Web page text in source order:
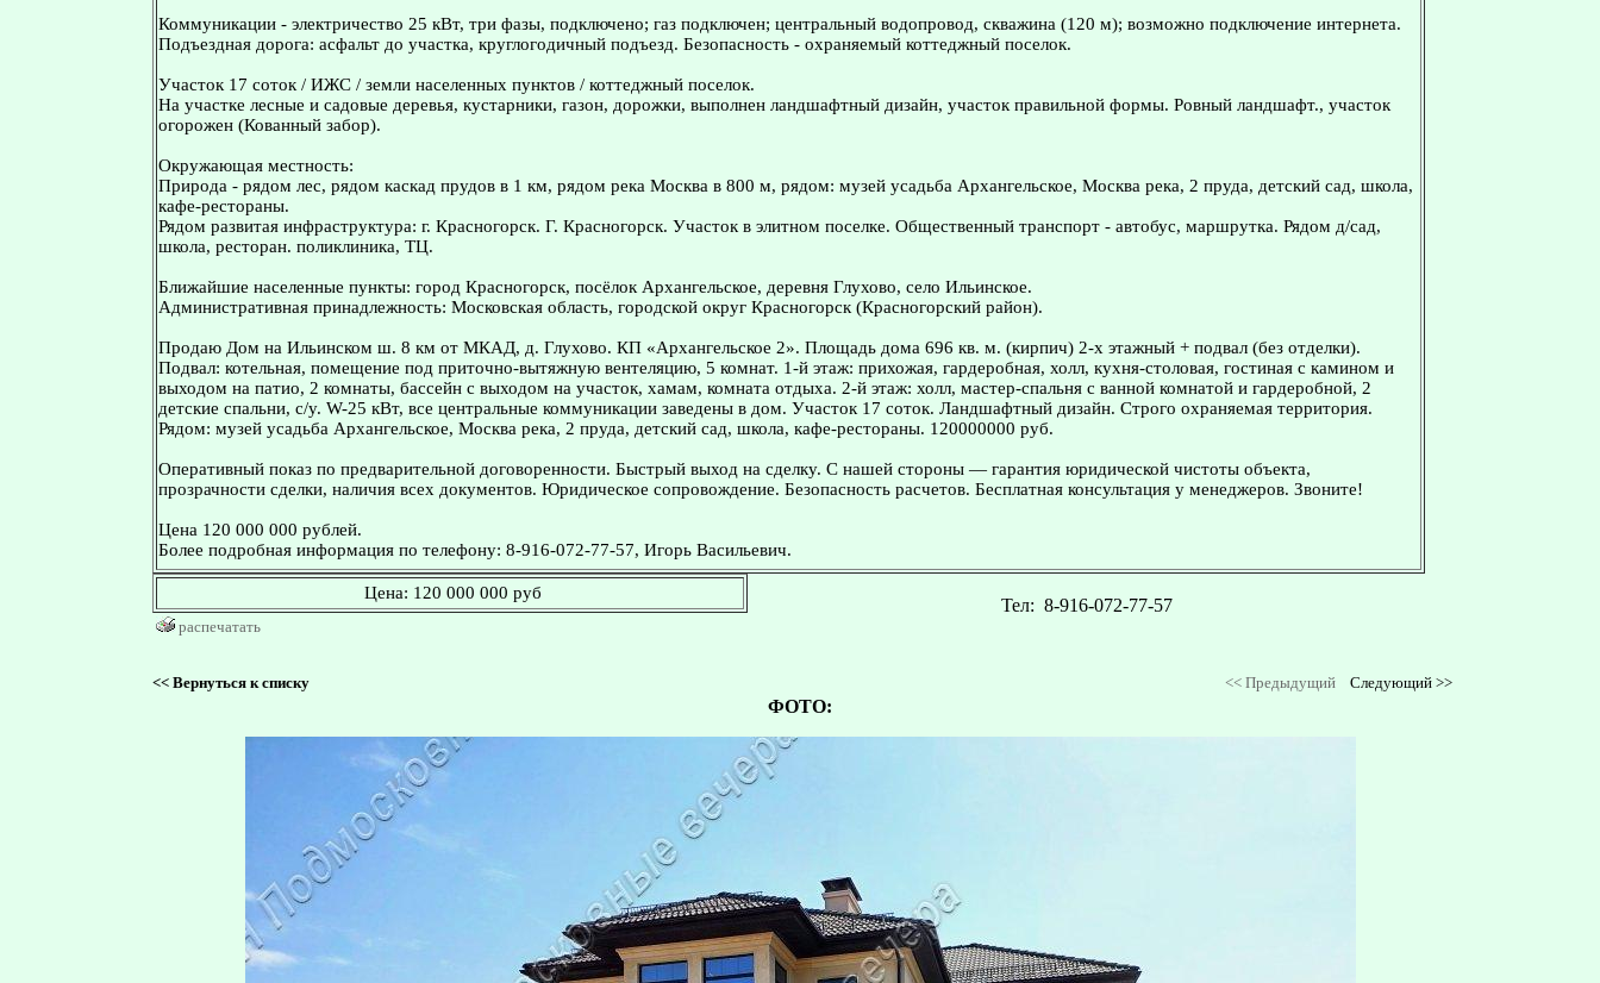
Коммуникации - электричество 25 кВт, три фазы, подключено; газ подключен; центральный водопровод, скважина (120 м); возможно подключение интернета.
Подъездная дорога: асфальт до участка, круглогодичный подъезд. Безопасность - охраняемый коттеджный поселок.
Участок 17 соток / ИЖС / земли населенных пунктов / коттеджный поселок.
На участке лесные и садовые деревья, кустарники, газон, дорожки, выполнен ландшафтный дизайн, участок правильной формы. Ровный ландшафт., участок
огорожен (Кованный забор).
Окружающая местность:
Природа - рядом лес, рядом каскад прудов в 1 км, рядом река Москва в 800 м, рядом: музей усадьба Архангельское, Москва река, 2 пруда, детский сад, школа,
кафе-рестораны.
Рядом развитая инфраструктура: г. Красногорск. Г. Красногорск. Участок в элитном поселке. Общественный транспорт - автобус, маршрутка. Рядом д/сад,
школа, ресторан. поликлиника, ТЦ.
Ближайшие населенные пункты: город Красногорск, посёлок Архангельское, деревня Глухово, село Ильинское.
Административная принадлежность: Московская область, городской округ Красногорск (Красногорский район).
Продаю Дом на Ильинском ш. 8 км от МКАД, д. Глухово. КП «Архангельское 2». Площадь дома 696 кв. м. (кирпич) 2-х этажный + подвал (без отделки).
Подвал: котельная, помещение под приточно-вытяжную вентеляцию, 5 комнат. 1-й этаж: прихожая, гардеробная, холл, кухня-столовая, гостиная с камином и
выходом на патио, 2 комнаты, бассейн с выходом на участок, хамам, комната отдыха. 2-й этаж: холл, мастер-спальня с ванной комнатой и гардеробной, 2
детские спальни, с/у. W-25 кВт, все центральные коммуникации заведены в дом. Участок 17 соток. Ландшафтный дизайн. Строго охраняемая территория.
Рядом: музей усадьба Архангельское, Москва река, 2 пруда, детский сад, школа, кафе-рестораны. 120000000 руб.
Оперативный показ по предварительной договоренности. Быстрый выход на сделку. С нашей стороны — гарантия юридической чистоты объекта,
прозрачности сделки, наличия всех документов. Юридическое сопровождение. Безопасность расчетов. Бесплатная консультация у менеджеров. Звоните!
Цена 120 000 000 рублей.
Более подробная информация по телефону: 8-916-072-77-57, Игорь Васильевич.
Цена: 120 000 000 руб
распечатать
Тел: 8-916-072-77-57
<< Вернуться к списку << Предыдущий Следующий >>
ФОТО: